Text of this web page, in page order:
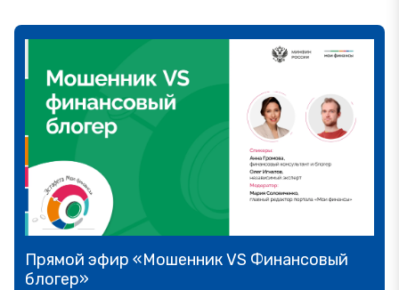
Прямой эфир «Мошенник VS Финансовый
блогер»